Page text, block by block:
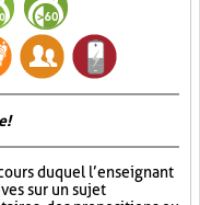
duquel l’enseignant
sur un sujet